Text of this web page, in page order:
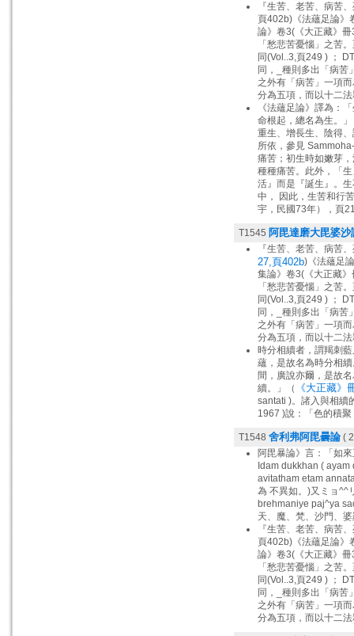
『生苦、老苦、病苦
頁402b)《法蘊足論》
論》卷3(《大正藏》
「愁悲苦憂惱」之苦
同(Vol..3,頁249 ) ；
同，_種則多出「病
之外有「病苦」一項
分為五項，而以十二
《法蘊足論》譯為：
命根起，總名為生。
重生、增長生、陰得
所依，參見
痛苦；初生時如嫩芽
種種痛苦。此外，「
活』而是『誕生』。
中， 因此，生苦和行
宇，民國73年），頁
T1545 阿毘達磨大毘婆沙
『生苦、老苦、病苦
27,頁402b)《法蘊足
集論》卷3(《大正藏
「愁悲苦憂惱」之苦
同(Vol..3,頁249 ) ；
同，_種則多出「病
之外有「病苦」一項
分為五項，而以十二
時分相續者，謂羯刺
蘊，是故名為時分相
間，廣說亦爾，是故
續。」（
《大正藏》
santati )。諸入與相續
1967 )說：「色的積
T1548 舍利弗阿毘曇論 (
阿毘暴論》言：「如
Idam dukkhan (
avitatham etam
為 不異如。)又ミョ^^
brehmaniye paj^ya
天、魔、梵、沙門、
『生苦、老苦、病苦
頁402b)《法蘊足論》
論》卷3(《大正藏》
「愁悲苦憂惱」之苦
同(Vol..3,頁249 ) ；
同，_種則多出「病
之外有「病苦」一項
分為五項，而以十二